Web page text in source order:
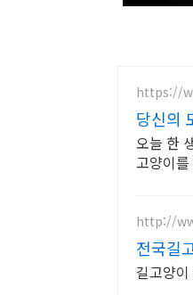
https://
당신의
오늘 한
고양이
http://
전국길
길고양